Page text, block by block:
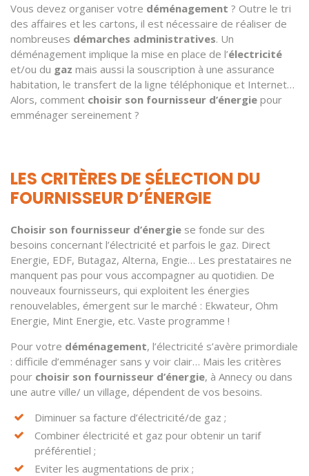
Vous devez organiser votre déménagement ? Outre le tri
des affaires et les cartons, il est nécessaire de réaliser de
nombreuses démarches administratives. Un
déménagement implique la mise en place de l’électricité
et/ou du gaz mais aussi la souscription à une assurance
habitation, le transfert de la ligne téléphonique et Internet…
Alors, comment choisir son fournisseur d’énergie pour
emménager sereinement ?
LES CRITÈRES DE SÉLECTION DU
FOURNISSEUR D’ÉNERGIE
Choisir son fournisseur d’énergie se fonde sur des
besoins concernant l’électricité et parfois le gaz. Direct
Energie, EDF, Butagaz, Alterna, Engie… Les prestataires ne
manquent pas pour vous accompagner au quotidien. De
nouveaux fournisseurs, qui exploitent les énergies
renouvelables, émergent sur le marché : Ekwateur, Ohm
Energie, Mint Energie, etc. Vaste programme !
Pour votre déménagement, l’électricité s’avère primordiale
: difficile d’emménager sans y voir clair… Mais les critères
pour choisir son fournisseur d’énergie, à Annecy ou dans
une autre ville/ un village, dépendent de vos besoins.
Diminuer sa facture d’électricité/de gaz ;
Combiner électricité et gaz pour obtenir un tarif
préférentiel ;
Eviter les augmentations de prix ;